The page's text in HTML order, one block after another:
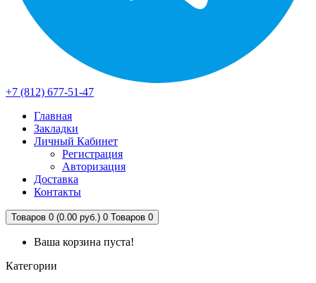
+7 (812) 677-51-47
Главная
Закладки
Личный Кабинет
Регистрация
Авторизация
Доставка
Контакты
Товаров 0 (0.00 руб.) 0 Товаров 0
Ваша корзина пуста!
Категории